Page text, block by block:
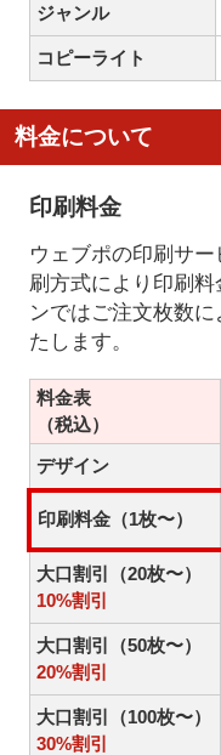
ジャンル
コピーライト
料金について
印刷料金
ウェブポの印刷サ
刷方式により印刷
ンではご注文枚数
たします。
料金表
（税込）
デザイン
印刷料金（1枚〜）
大口割引（20枚〜）
10%割引
大口割引（50枚〜）
20%割引
大口割引（100枚〜）
30%割引